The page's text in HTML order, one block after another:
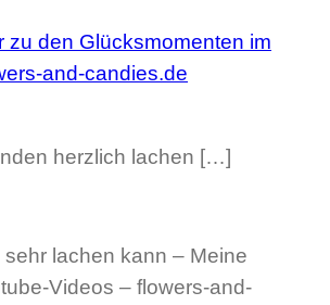
zu den Glücksmomenten im
and-candies.de
herzlich lachen […]
lachen kann – Meine
Videos – flowers-and-